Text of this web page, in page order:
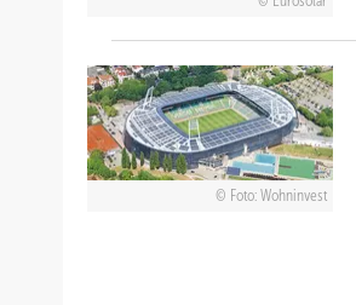
Foto: Wohninvest